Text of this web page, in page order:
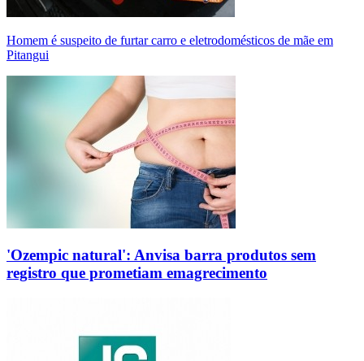
Homem é suspeito de furtar carro e eletrodomésticos de mãe em
Pitangui
'Ozempic natural': Anvisa barra produtos sem
registro que prometiam emagrecimento